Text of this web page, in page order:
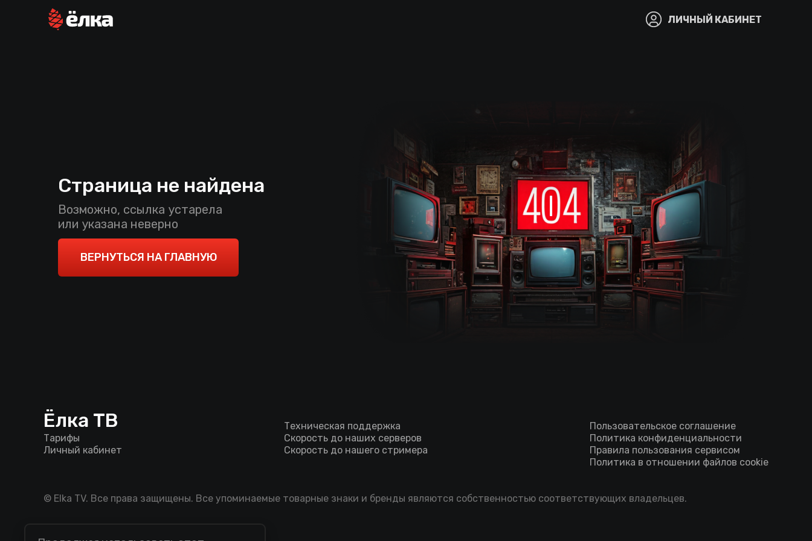
ЛИЧНЫЙ КАБИНЕТ
Страница не найдена
Возможно, ссылка устарела
или указана неверно
ВЕРНУТЬСЯ НА ГЛАВНУЮ
Ёлка ТВ
Тарифы
Личный кабинет
Техническая поддержка
Скорость до наших серверов
Скорость до нашего стримера
Пользовательское соглашение
Политика конфиденциальности
Правила пользования сервисом
Политика в отношении файлов cookie
© Elka TV. Все права защищены. Все упоминаемые товарные знаки и бренды являются собственностью соответствующих владельцев.